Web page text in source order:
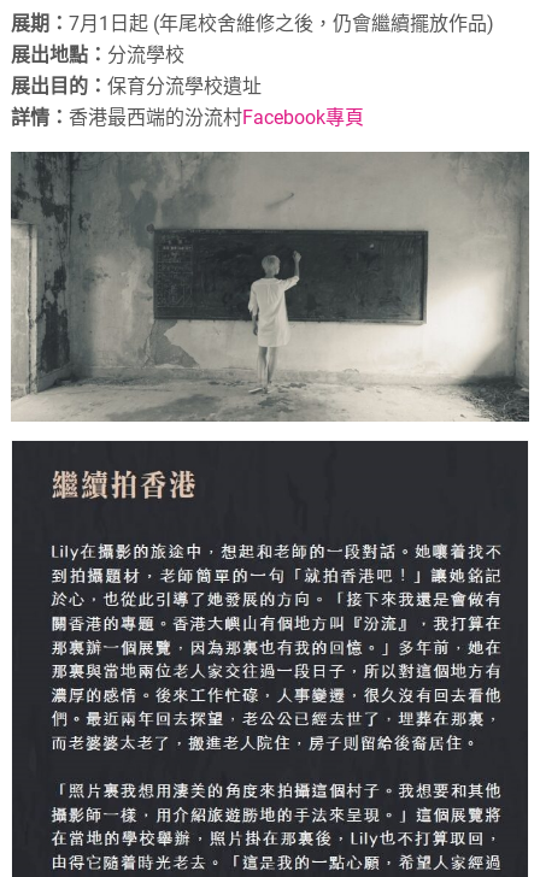
展期：7月1日起 (年尾校舍維修之後，仍會繼續擺放作品)
展出地點： 分流學校
展出目的：保育分流學校遺址
詳情： 香港最西端的汾流村Facebook專頁